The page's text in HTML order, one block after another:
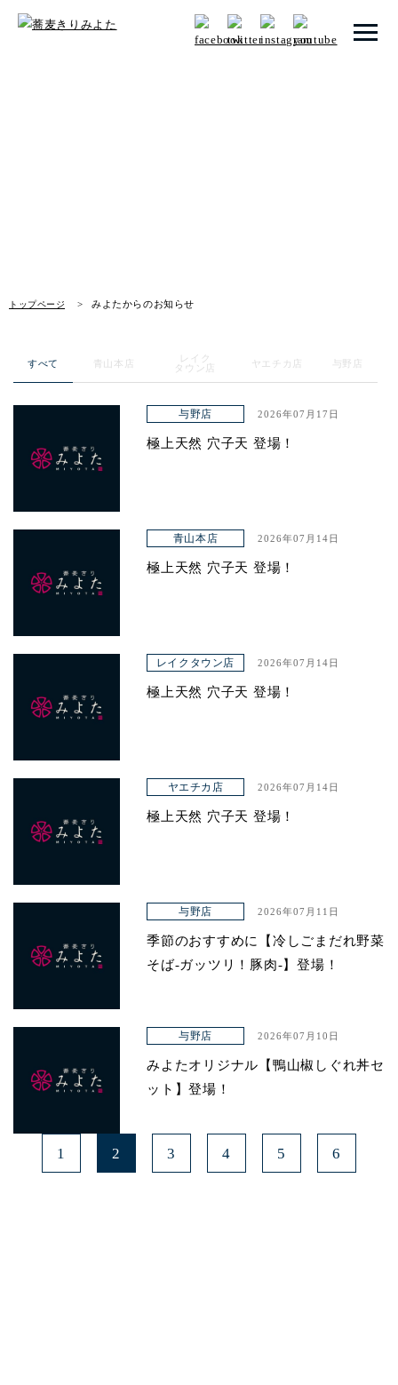
トップページ みよたからのお知らせ
お知らせ
アクセス
すべて 青山本店
レイク
タウン店
ヤエチカ店 与野店
与野店 2026年07月17日
極上天然 穴子天 登場！
青山本店 2026年07月14日
極上天然 穴子天 登場！
レイクタウン店 2026年07月14日
極上天然 穴子天 登場！
ヤエチカ店 2026年07月14日
極上天然 穴子天 登場！
与野店 2026年07月11日
季節のおすすめに【冷しごまだれ野菜
そば-ガッツリ！豚肉-】登場！
与野店 2026年07月10日
みよたオリジナル【鴨山椒しぐれ丼セ
ット】登場！
1 2 3 4 5 6